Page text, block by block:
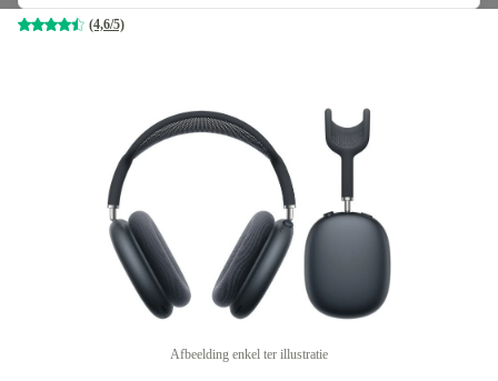
(4,6/5)
Afbeelding enkel ter illustratie